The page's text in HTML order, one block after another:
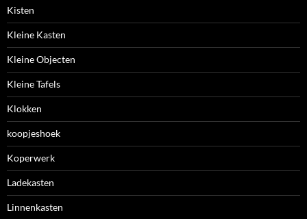
Kisten
Kleine Kasten
Kleine Objecten
Kleine Tafels
Klokken
koopjeshoek
Koperwerk
Ladekasten
Linnenkasten